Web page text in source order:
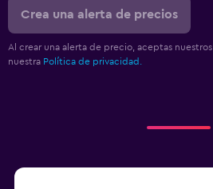
Crea una alerta de precios
Al crear una alerta de precio, aceptas nuestros
nuestra Política de privacidad.